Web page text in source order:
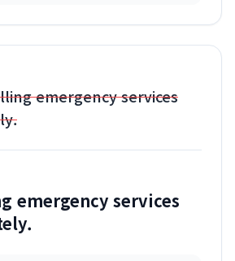
emergency services
emergency services